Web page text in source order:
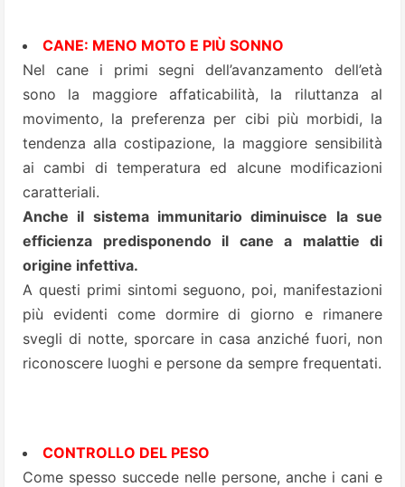
CANE: MENO MOTO E PIÙ SONNO
Nel cane i primi segni dell’avanzamento dell’età
sono la maggiore affaticabilità, la riluttanza al
movimento, la preferenza per cibi più morbidi, la
tendenza alla costipazione, la maggiore sensibilità
ai cambi di temperatura ed alcune modificazioni
caratteriali.
Anche il sistema immunitario diminuisce la sue
efficienza predisponendo il cane a malattie di
origine infettiva.
A questi primi sintomi seguono, poi, manifestazioni
più evidenti come dormire di giorno e rimanere
svegli di notte, sporcare in casa anziché fuori, non
riconoscere luoghi e persone da sempre frequentati.
CONTROLLO DEL PESO
Come spesso succede nelle persone, anche i cani e